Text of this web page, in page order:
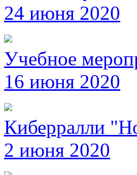
24 июня 2020
Учебное
16 июня 2020
Киберралли
2 июня 2020